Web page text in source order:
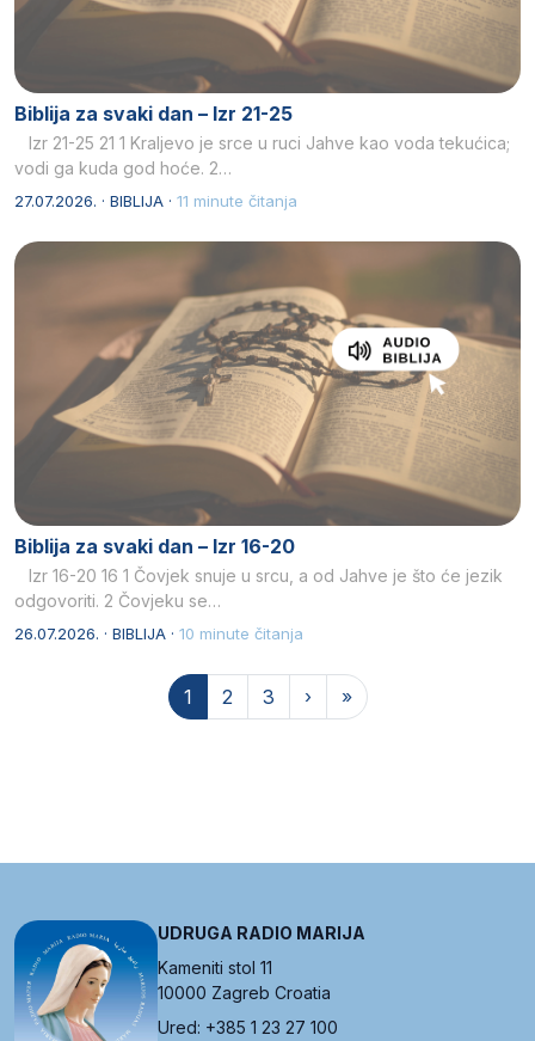
Biblija za svaki dan – Izr 21-25
Izr 21-25 21 1 Kraljevo je srce u ruci Jahve kao voda tekućica;
vodi ga kuda god hoće. 2…
27.07.2026. · BIBLIJA · 11 minute čitanja
Biblija za svaki dan – Izr 16-20
Izr 16-20 16 1 Čovjek snuje u srcu, a od Jahve je što će jezik
odgovoriti. 2 Čovjeku se…
26.07.2026. · BIBLIJA · 10 minute čitanja
Current Page
1 Page
2 Page
3 › »
UDRUGA RADIO MARIJA
Kameniti stol 11
10000 Zagreb Croatia
Ured: +385 1 23 27 100